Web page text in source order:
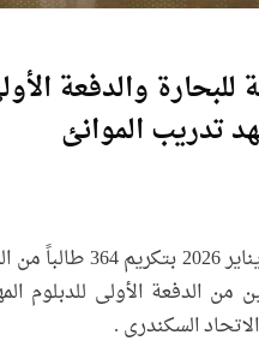
الأساسية للبحارة والدفعة
تدريب الموانئ
الدفعة الأولى للدبلوم